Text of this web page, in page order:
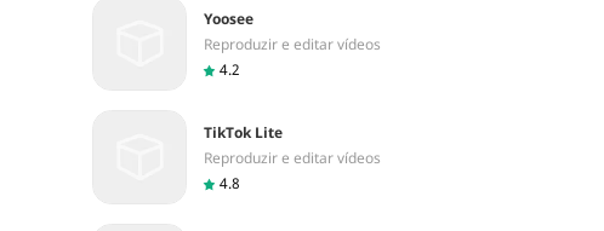
Yoosee
Reproduzir e editar vídeos
4.2
TikTok Lite
Reproduzir e editar vídeos
4.8